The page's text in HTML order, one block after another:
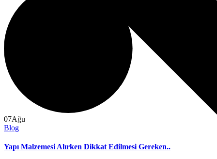
07Ağu
Blog
Yapı Malzemesi Alırken Dikkat Edilmesi Gereken..